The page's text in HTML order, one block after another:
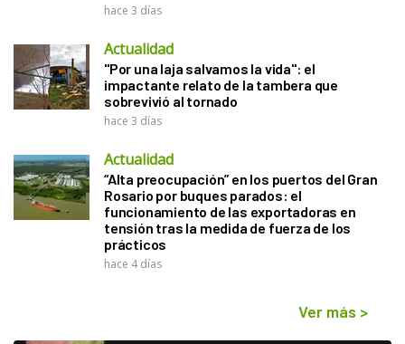
hace 3 días
Actualidad
"Por una laja salvamos la vida": el
impactante relato de la tambera que
sobrevivió al tornado
hace 3 días
Actualidad
“Alta preocupación” en los puertos del Gran
Rosario por buques parados: el
funcionamiento de las exportadoras en
tensión tras la medida de fuerza de los
prácticos
hace 4 días
Ver más >